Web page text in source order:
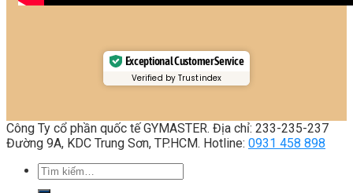
Exceptional Customer Service
Verified by Trustindex
Công Ty cổ phần quốc tế GYMASTER. Địa chỉ: 233-235-237
Đường 9A, KDC Trung Sơn, TP.HCM. Hotline: 0931 458 898
Tìm
kiếm: